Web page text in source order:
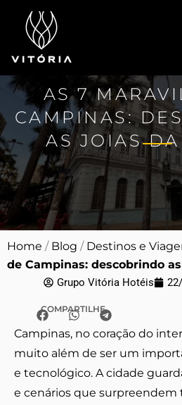
conteúdo
AS 7
CAMPINAS:
AS JOIAS
Home / Blog / Destinos e
de Campinas: descobrindo
Grupo Vitória Hotéis
COMPARTILHE
Campinas, no coração do
muito além de ser um
e tecnológico. A cidade
e cenários que